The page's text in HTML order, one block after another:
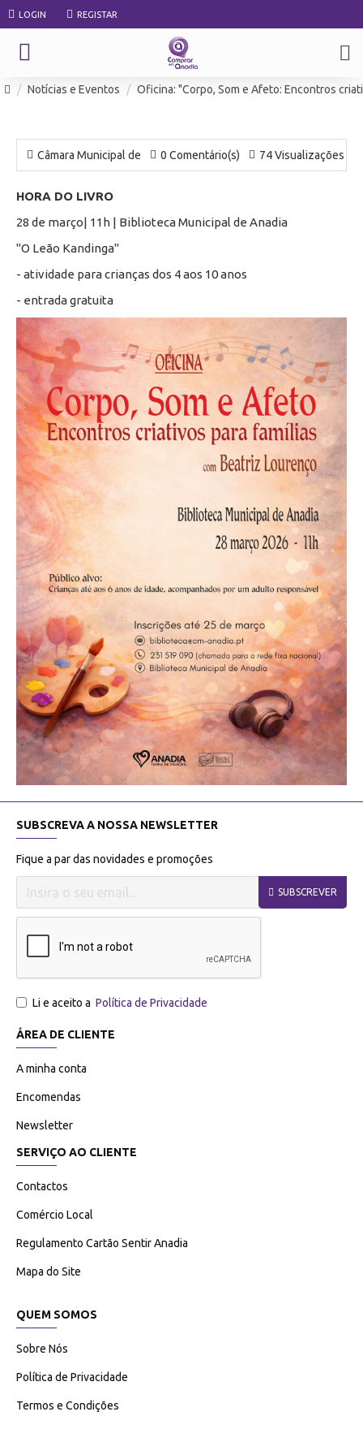
LOGIN REGISTAR
Notícias e Eventos Oficina: "Corpo, Som e Afeto: Encontros
Câmara Municipal de 0 Comentário(s) 74 Visualizações
HORA DO LIVRO
28 de março| 11h | Biblioteca Municipal de Anadia
"O Leão Kandinga"
- atividade para crianças dos 4 aos 10 anos
- entrada gratuita
SUBSCREVA A NOSSA NEWSLETTER
Fique a par das novidades e promoções
SUBSCREVER
Li e aceito a Política de Privacidade
ÁREA DE CLIENTE
A minha conta
Encomendas
Newsletter
SERVIÇO AO CLIENTE
Contactos
Comércio Local
Regulamento Cartão Sentir Anadia
Mapa do Site
QUEM SOMOS
Sobre Nós
Política de Privacidade
Termos e Condições